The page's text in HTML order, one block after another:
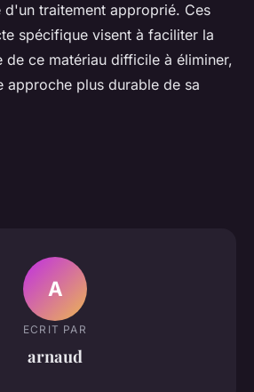
d'un traitement approprié. Ces
spécifique visent à faciliter la
de ce matériau difficile à éliminer,
approche plus durable de sa
A
ECRIT PAR
arnaud